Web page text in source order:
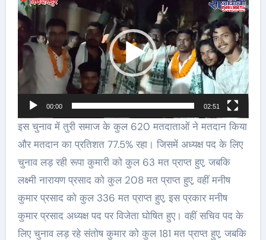
Player
00:00 02:51
इस चुनाव में तुरी समाज के कुल 620 मतदाताओं ने मतदान किया
और मतदान का प्रतिशत 77.5% रहा। जिसमें अध्यक्ष पद के लिए
चुनाव लड़ रही रूपा कुमारी को कुल 63 मत प्राप्त हुए, जबकि
लक्ष्मी नारायण प्रसाद को कुल 208 मत प्राप्त हुए, वहीं मनीष
कुमार प्रसाद को कुल 336 मत प्राप्त हुए, इस प्रकार मनीष
कुमार प्रसाद अध्यक्ष पद पर विजेता घोषित हुए। वहीं सचिव पद के
लिए चुनाव लड़ रहे संतोष कुमार को कुल 181 मत प्राप्त हुए, जबकि